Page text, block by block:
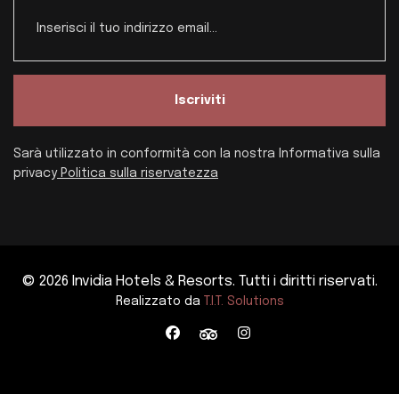
Iscriviti
Sarà utilizzato in conformità con la nostra Informativa sulla
privacy Politica sulla riservatezza
© 2026 Invidia Hotels & Resorts. Tutti i diritti riservati.
Realizzato da T.I.T. Solutions